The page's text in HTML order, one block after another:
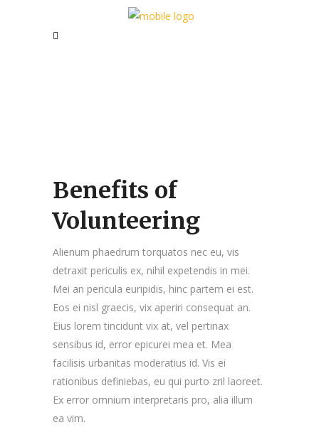
Benefits of
Volunteering
Alienum phaedrum torquatos nec eu, vis
detraxit periculis ex, nihil expetendis in mei.
Mei an pericula euripidis, hinc partem ei est.
Eos ei nisl graecis, vix aperiri consequat an.
Eius lorem tincidunt vix at, vel pertinax
sensibus id, error epicurei mea et. Mea
facilisis urbanitas moderatius id. Vis ei
rationibus definiebas, eu qui purto zril laoreet.
Ex error omnium interpretaris pro, alia illum
ea vim.